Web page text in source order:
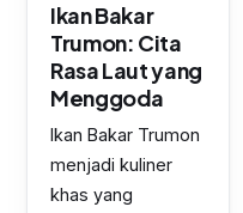
Ikan Bakar
Trumon: Cita
Rasa Laut yang
Menggoda
Ikan Bakar Trumon
menjadi kuliner
khas yang